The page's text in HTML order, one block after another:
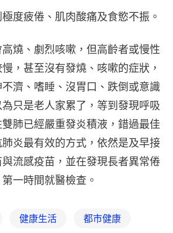
度疲倦、肌肉酸痛及食慾不振。
燒、劇烈咳嗽，但高齡者或慢性
，甚至沒有發燒、咳嗽的症狀，
濟、嗜睡、沒胃口、跌倒或意識
只是老人家累了，等到發現呼吸
肺已經嚴重發炎積液，錯過最佳
炎最有效的方式，依然是及早接
流感疫苗，並在發現長者異常倦
一時間就醫檢查。
健康生活 都市健康